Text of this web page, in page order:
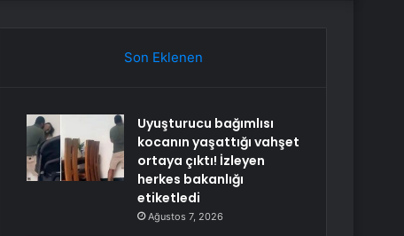
Son Eklenen
Uyuşturucu bağımlısı
kocanın yaşattığı vahşet
ortaya çıktı! İzleyen
herkes bakanlığı
etiketledi
Ağustos 7, 2026